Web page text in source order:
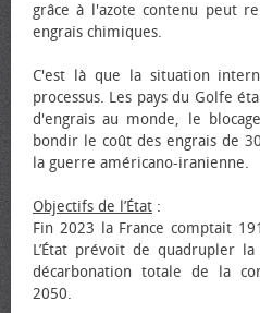
grâce à l'azote contenu peut
engrais chimiques.
C'est là que la situation
processus. Les pays du Golfe
d'engrais au monde, le
bondir le coût des engrais de
la guerre américano-iranienne.
Objectifs de l’État :
Fin 2023 la France comptait
L’État prévoit de quadrupler
décarbonation totale de la
2050.